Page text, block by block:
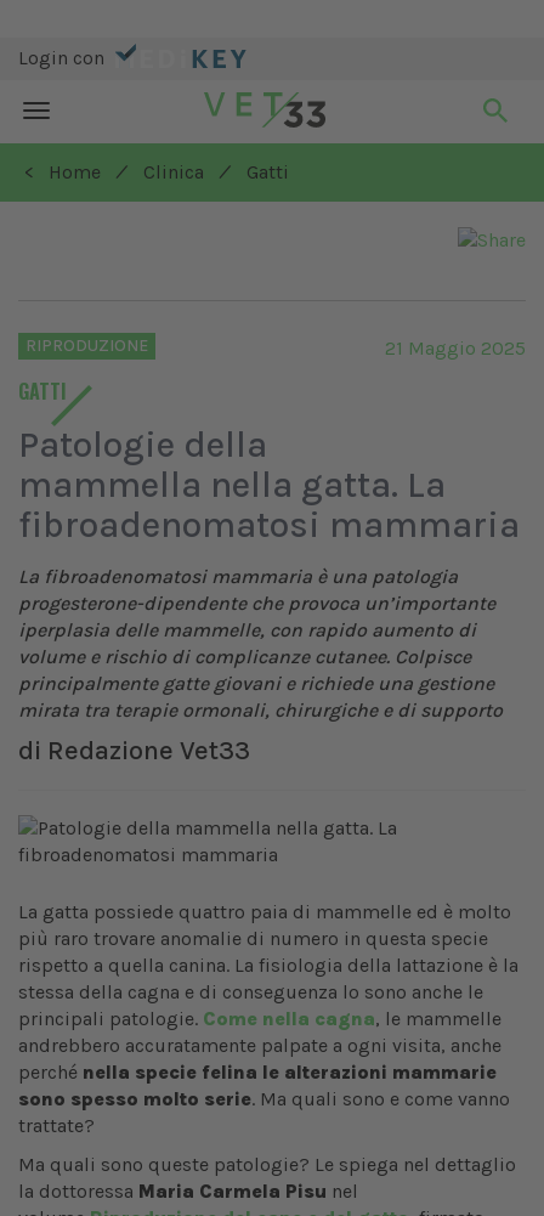
Login con
Toggle
navigation
< Home
/ Clinica / Gatti
RIPRODUZIONE
GATTI
21 Maggio 2025
Patologie della
mammella nella gatta. La
fibroadenomatosi mammaria
La fibroadenomatosi mammaria è una patologia
progesterone-dipendente che provoca un’importante
iperplasia delle mammelle, con rapido aumento di
volume e rischio di complicanze cutanee. Colpisce
principalmente gatte giovani e richiede una gestione
mirata tra terapie ormonali, chirurgiche e di supporto
di Redazione Vet33
La gatta possiede quattro paia di mammelle ed è molto
più raro trovare anomalie di numero in questa specie
rispetto a quella canina. La fisiologia della lattazione è la
stessa della cagna e di conseguenza lo sono anche le
principali patologie. Come nella cagna, le mammelle
andrebbero accuratamente palpate a ogni visita, anche
perché nella specie felina le alterazioni mammarie
sono spesso molto serie. Ma quali sono e come vanno
trattate?
Ma quali sono queste patologie? Le spiega nel dettaglio
la dottoressa Maria Carmela Pisu nel